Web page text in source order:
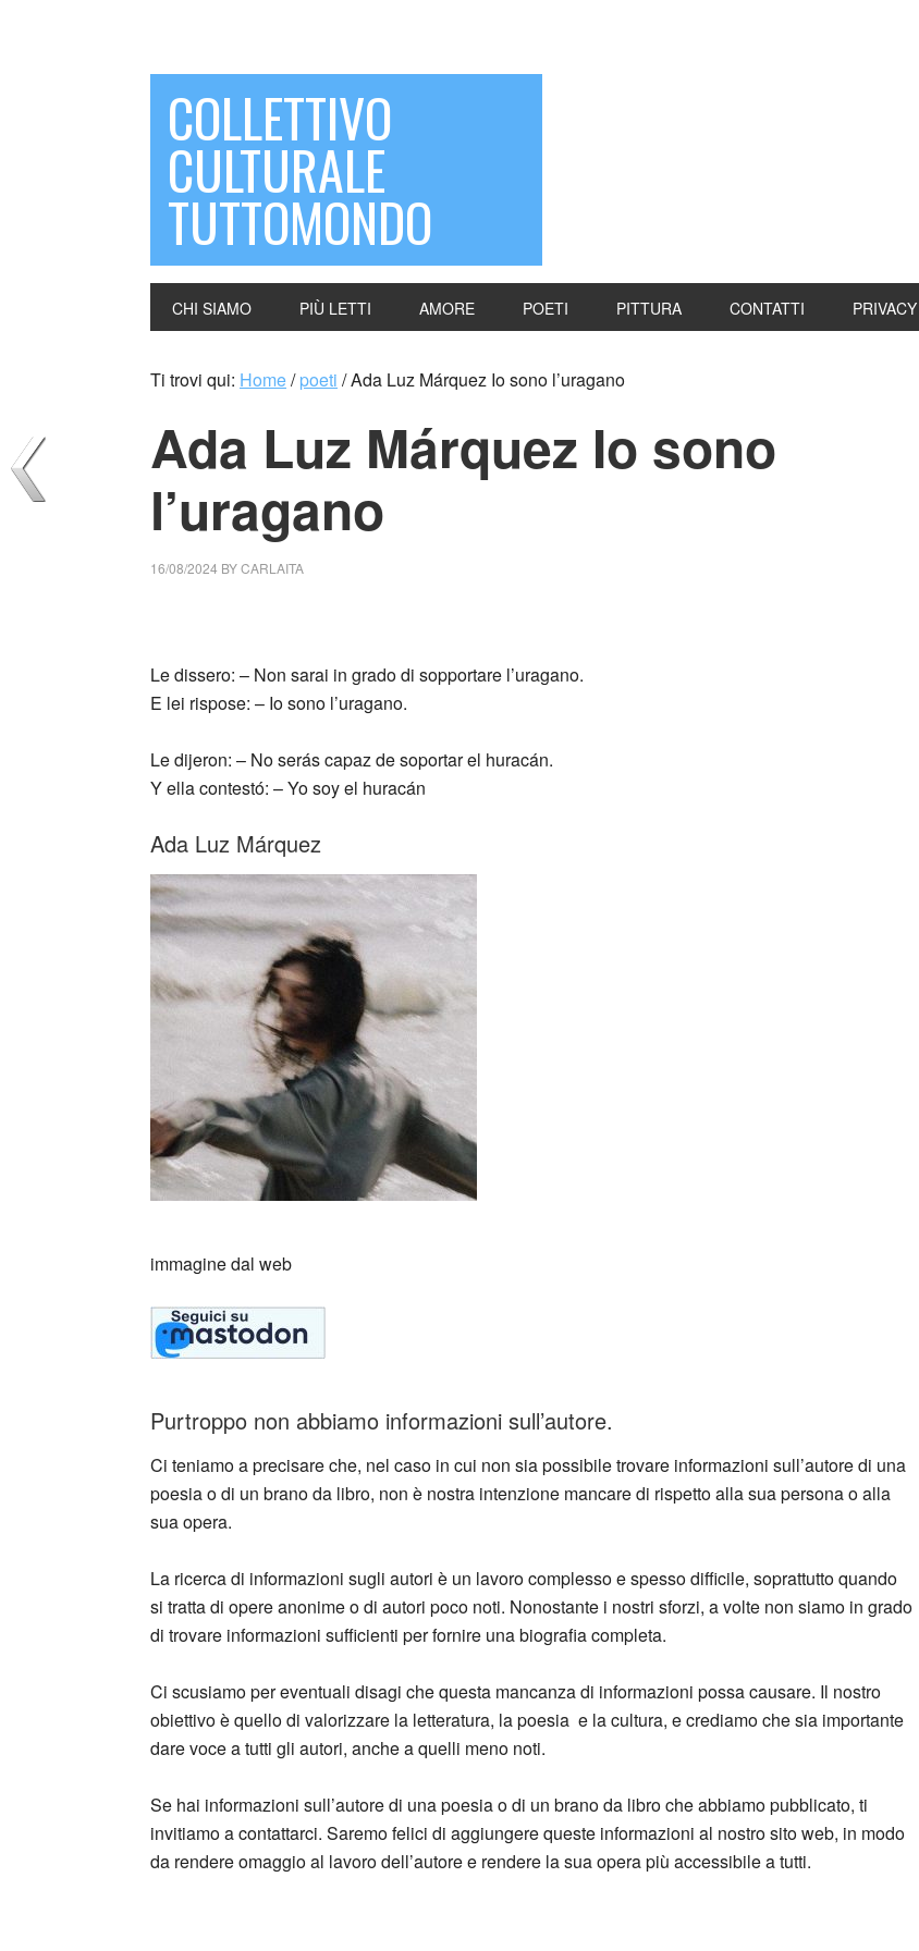
COLLETTIVO
CULTURALE
TUTTOMONDO
CHI SIAMO PIÙ LETTI AMORE POETI PITTURA CONTATTI
Ti trovi qui: Home/ poeti /Ada Luz Márquez Io sono l’uragano
Ada Luz Márquez Io sono
l’uragano
16/08/2024 BYCARLAITA
Le dissero: – Non sarai in grado di sopportare l’uragano.
E lei rispose: – Io sono l’uragano.
Le dijeron: – No serás capaz de soportar el huracán.
Y ella contestó: – Yo soy el huracán
Ada Luz Márquez
immagine dal web
Purtroppo non abbiamo informazioni sull’autore.
Ci teniamo a precisare che, nel caso in cui non sia possibile trovare informazioni sull’autore di una
poesia o di un brano da libro, non è nostra intenzione mancare di rispetto alla sua persona o alla
sua opera.
La ricerca di informazioni sugli autori è un lavoro complesso e spesso difficile, soprattutto quando
si tratta di opere anonime o di autori poco noti. Nonostante i nostri sforzi, a volte non siamo in grado
di trovare informazioni sufficienti per fornire una biografia completa.
Ci scusiamo per eventuali disagi che questa mancanza di informazioni possa causare. Il nostro
obiettivo è quello di valorizzare la letteratura, la poesia e la cultura, e crediamo che sia importante
dare voce a tutti gli autori, anche a quelli meno noti.
Se hai informazioni sull’autore di una poesia o di un brano da libro che abbiamo pubblicato, ti
invitiamo a contattarci. Saremo felici di aggiungere queste informazioni al nostro sito web, in modo
da rendere omaggio al lavoro dell’autore e rendere la sua opera più accessibile a tutti.